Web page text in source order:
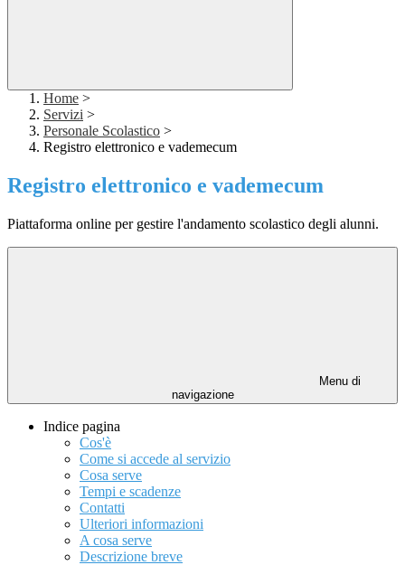
Home >
Servizi >
Personale Scolastico >
Registro elettronico e vademecum
Registro elettronico e vademecum
Piattaforma online per gestire l'andamento scolastico degli alunni.
Menu di
navigazione
Indice pagina
Cos'è
Come si accede al servizio
Cosa serve
Tempi e scadenze
Contatti
Ulteriori informazioni
A cosa serve
Descrizione breve